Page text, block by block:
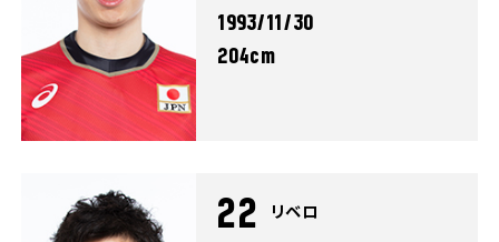
1993/11/30
204cm
22 リベロ